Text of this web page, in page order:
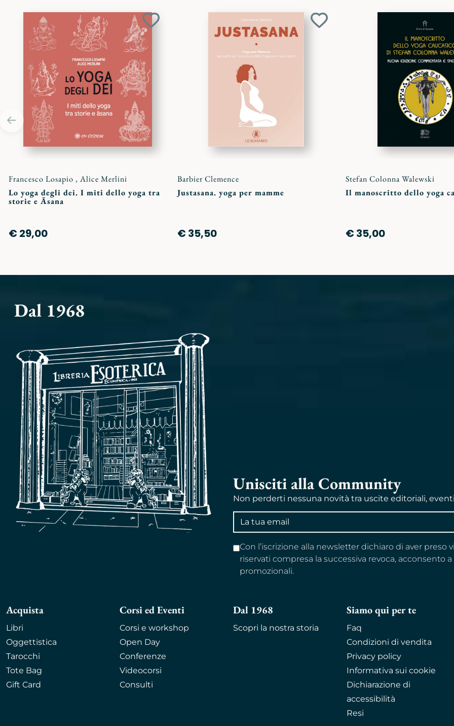
Aggiungi
Francesco Losapio , Alice Merlini
Lo yoga degli dei. I miti dello yoga tra
storie e Āsana
€ 29,00
Aggiungi
Barbier Clemence
Justasana. yoga per mamme
€ 35,50
Stefan Colonna Walewski
Il manoscritto dello yoga
€ 35,00
Dal 1968
Unisciti alla Community
Non perderti nessuna novità tra uscite editoriali,
Indirizzo
email
Con l’iscrizione alla newsletter dichiaro di aver
riservati compresa la successiva revoca,
promozionali.
Acquista
Libri
Oggettistica
Tarocchi
Tote Bag
Gift Card
Corsi ed Eventi
Corsi e workshop
Open Day
Conferenze
Videocorsi
Consulti
Dal 1968
Scopri la nostra storia
Siamo qui per te
Faq
Condizioni di vendita
Privacy policy
Informativa sui cookie
Dichiarazione di
accessibilità
Resi